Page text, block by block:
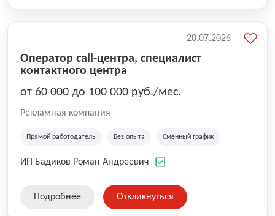
Оператор call-центра, специалист
контактного центра
от 60 000 до 100 000 руб./мес.
Рекламная компания
Прямой работодатель Без опыта Сменный график
ИП Бадиков Роман Андреевич
20.07.2026
Подробнее Откликнуться